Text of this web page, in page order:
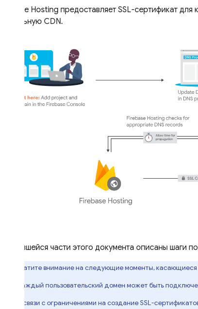
Firebase Hosting предоставляет SSL-сертификат
глобальную CDN.
В оставшейся части этого документа описаны шаги
Обратите внимание на следующие моменты,
Каждый пользовательский домен может быть
В связи с ограничениями на создание SSL-